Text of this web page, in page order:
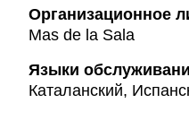
Организационное
Mas de la Sala
Языки
Каталанский,